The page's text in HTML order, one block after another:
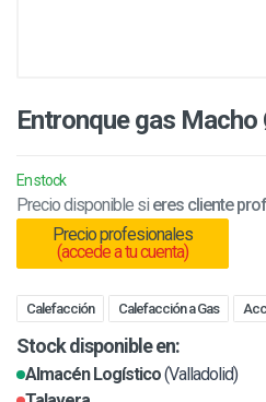
Entronque gas
En stock
Precio disponible si eres cliente
Precio profesionales
(accede a tu cuenta)
Calefacción Calefacción a Gas
Stock disponible en:
Almacén Logístico(Valladolid)